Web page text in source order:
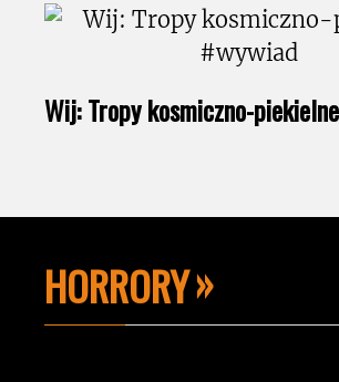
Wij: Tropy kosmiczno-
HORRORY